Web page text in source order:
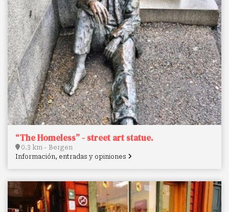
“The Homeless” - street art statue.
0.3 km - Bergen
Información, entradas y opiniones